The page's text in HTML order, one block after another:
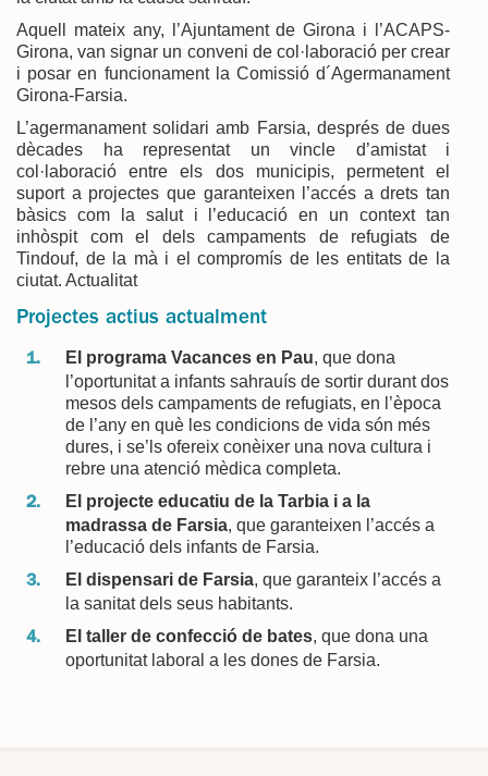
Aquell mateix any, l’Ajuntament de Girona i l’ACAPS-
Girona, van signar un conveni de col·laboració per crear
i posar en funcionament la Comissió d´Agermanament
Girona-Farsia.
L’agermanament solidari amb Farsia, després de dues
dècades ha representat un vincle d’amistat i
col·laboració entre els dos municipis, permetent el
suport a projectes que garanteixen l’accés a drets tan
bàsics com la salut i l’educació en un context tan
inhòspit com el dels campaments de refugiats de
Tindouf, de la mà i el compromís de les entitats de la
ciutat. Actualitat
Projectes actius actualment
El programa Vacances en Pau, que dona
l’oportunitat a infants sahrauís de sortir durant dos
mesos dels campaments de refugiats, en l’època
de l’any en què les condicions de vida són més
dures, i se’ls ofereix conèixer una nova cultura i
rebre una atenció mèdica completa.
El projecte educatiu de la Tarbia i a la
madrassa de Farsia, que garanteixen l’accés a
l’educació dels infants de Farsia.
El dispensari de Farsia, que garanteix l’accés a
la sanitat dels seus habitants.
El taller de confecció de bates, que dona una
oportunitat laboral a les dones de Farsia.